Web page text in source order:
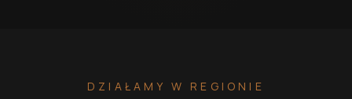
DZIAŁAMY W REGIONIE